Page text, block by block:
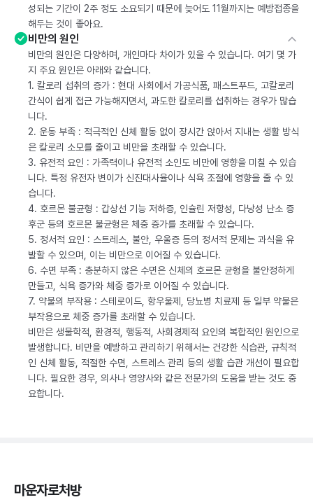
성되는 기간이 2주 정도 소요되기 때문에 늦어도 11월까지는 예방접종을
해두는 것이 좋아요.
비만의 원인
비만의 원인은 다양하며, 개인마다 차이가 있을 수 있습니다. 여기 몇 가
지 주요 원인은 아래와 같습니다.
1. 칼로리 섭취의 증가 : 현대 사회에서 가공식품, 패스트푸드, 고칼로리
간식이 쉽게 접근 가능해지면서, 과도한 칼로리를 섭취하는 경우가 많습
니다.
2. 운동 부족 : 적극적인 신체 활동 없이 장시간 앉아서 지내는 생활 방식
은 칼로리 소모를 줄이고 비만을 초래할 수 있습니다.
3. 유전적 요인 : 가족력이나 유전적 소인도 비만에 영향을 미칠 수 있습
니다. 특정 유전자 변이가 신진대사율이나 식욕 조절에 영향을 줄 수 있
습니다.
4. 호르몬 불균형 : 갑상선 기능 저하증, 인슐린 저항성, 다낭성 난소 증
후군 등의 호르몬 불균형은 체중 증가를 초래할 수 있습니다.
5. 정서적 요인 : 스트레스, 불안, 우울증 등의 정서적 문제는 과식을 유
발할 수 있으며, 이는 비만으로 이어질 수 있습니다.
6. 수면 부족 : 충분하지 않은 수면은 신체의 호르몬 균형을 불안정하게
만들고, 식욕 증가와 체중 증가로 이어질 수 있습니다.
7. 약물의 부작용 : 스테로이드, 항우울제, 당뇨병 치료제 등 일부 약물은
부작용으로 체중 증가를 초래할 수 있습니다.
비만은 생물학적, 환경적, 행동적, 사회경제적 요인의 복합적인 원인으로
발생합니다. 비만을 예방하고 관리하기 위해서는 건강한 식습관, 규칙적
인 신체 활동, 적절한 수면, 스트레스 관리 등의 생활 습관 개선이 필요합
니다. 필요한 경우, 의사나 영양사와 같은 전문가의 도움을 받는 것도 중
요합니다.
마운자로처방